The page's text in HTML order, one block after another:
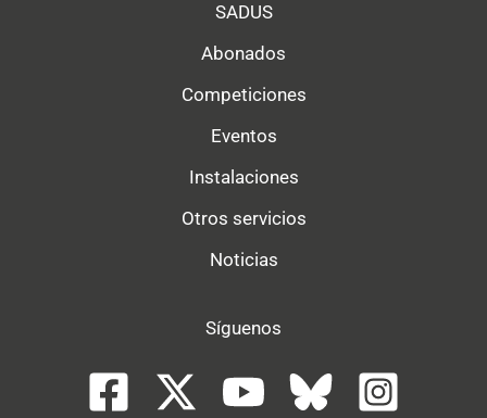
SADUS
Abonados
Competiciones
Eventos
Instalaciones
Otros servicios
Noticias
Síguenos